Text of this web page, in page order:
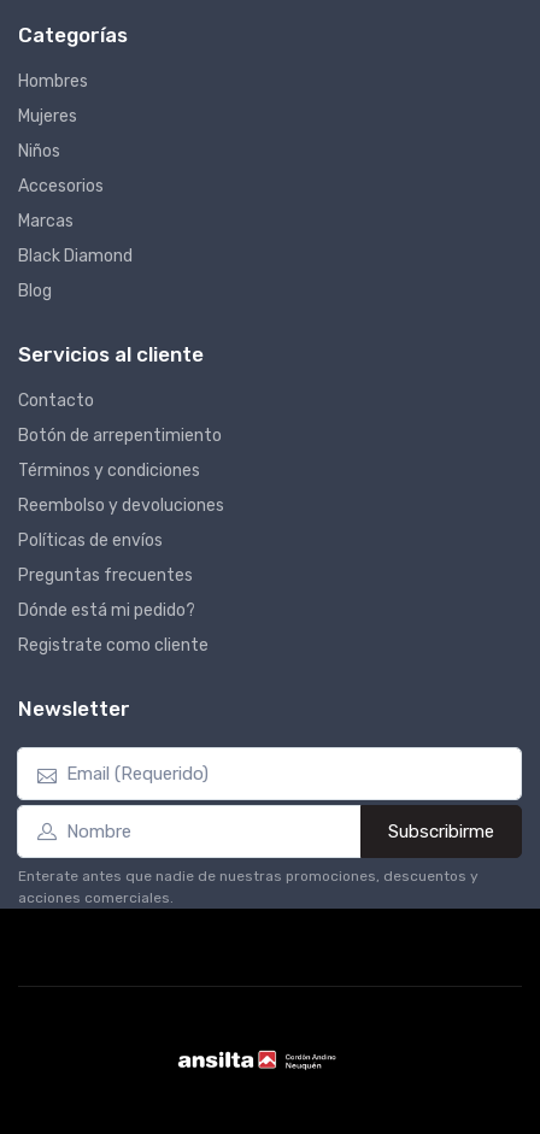
Categorías
Hombres
Mujeres
Niños
Accesorios
Marcas
Black Diamond
Blog
Servicios al cliente
Contacto
Botón de arrepentimiento
Términos y condiciones
Reembolso y devoluciones
Políticas de envíos
Preguntas frecuentes
Dónde está mi pedido?
Registrate como cliente
Newsletter
Subscribirme
Enterate antes que nadie de nuestras promociones, descuentos y
acciones comerciales.